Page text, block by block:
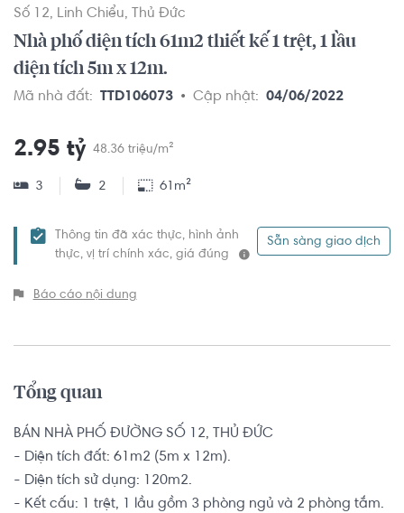
Số 12 Linh Chiểu Thủ Đức
Nhà phố diện tích 61m2 thiết kế 1 trệt, 1 lầu
diện tích 5m x 12m.
Mã nhà đất: TTD106073 Cập nhật: 04/06/2022
2.95 tỷ 48.36 triệu/m²
3 2 61m²
Thông tin đã xác thực, hình ảnh
thực, vị trí chính xác, giá đúng
Sẵn sàng giao dịch
Báo cáo nội dung
Tổng quan
BÁN NHÀ PHỐ ĐƯỜNG SỐ 12, THỦ ĐỨC
- Diện tích đất: 61m2 (5m x 12m).
- Diện tích sử dụng: 120m2.
- Kết cấu: 1 trệt, 1 lầu gồm 3 phòng ngủ và 2 phòng tắm.